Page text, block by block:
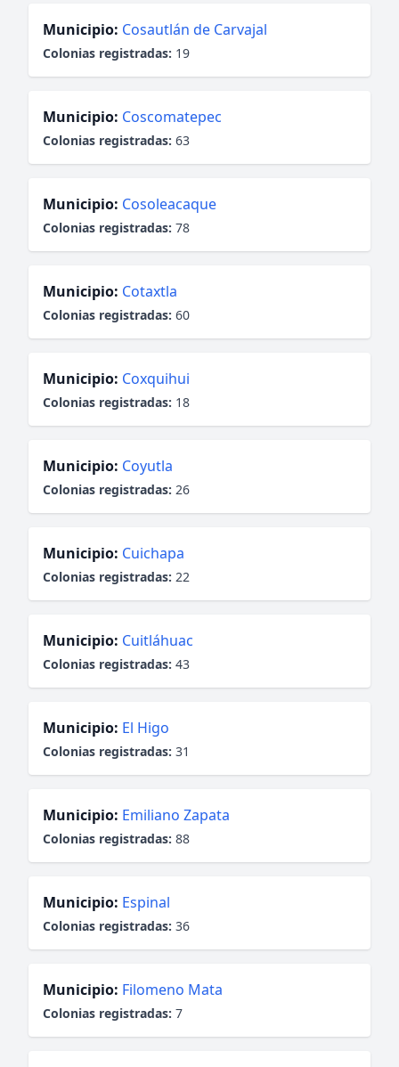
Municipio: Cosautlán de Carvajal
Colonias registradas: 19
Municipio: Coscomatepec
Colonias registradas: 63
Municipio: Cosoleacaque
Colonias registradas: 78
Municipio: Cotaxtla
Colonias registradas: 60
Municipio: Coxquihui
Colonias registradas: 18
Municipio: Coyutla
Colonias registradas: 26
Municipio: Cuichapa
Colonias registradas: 22
Municipio: Cuitláhuac
Colonias registradas: 43
Municipio: El Higo
Colonias registradas: 31
Municipio: Emiliano Zapata
Colonias registradas: 88
Municipio: Espinal
Colonias registradas: 36
Municipio: Filomeno Mata
Colonias registradas: 7